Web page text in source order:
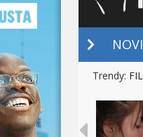
Trendy: